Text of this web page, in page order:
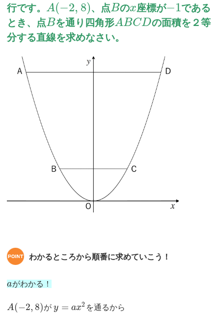
行です。 A(−2, 8)、点Bのx座標が−1である
とき、点Bを通り四角形ABCDの面積を２等
分する直線を求めなさい。
わかるところから順番に求めていこう！
aがわかる！
A(−2, 8)がy = ax2 を通るから